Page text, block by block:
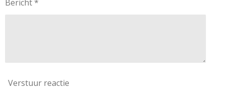
Bericht *
Verstuur reactie